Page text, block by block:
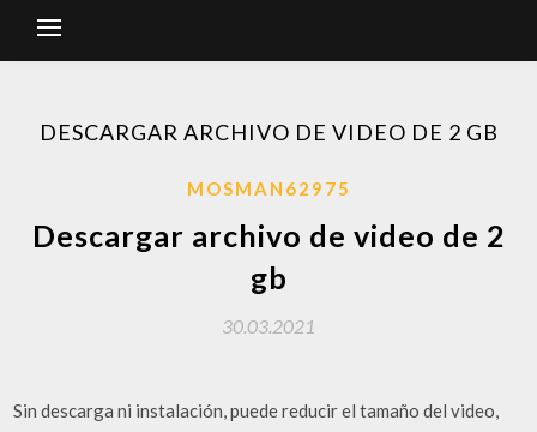
DESCARGAR ARCHIVO DE VIDEO DE 2 GB
MOSMAN62975
Descargar archivo de video de 2
gb
30.03.2021
Sin descarga ni instalación, puede reducir el tamaño del video,